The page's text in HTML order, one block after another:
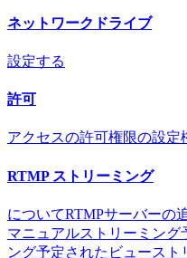
ネットワークドライブ
設定する
許可
アクセスの許可権限の設定
RTMP ストリーミング
についてRTMPサーバーの
マニュアルストリーミング
ング予定されたビュースト